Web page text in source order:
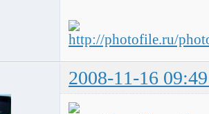
2008-11-16